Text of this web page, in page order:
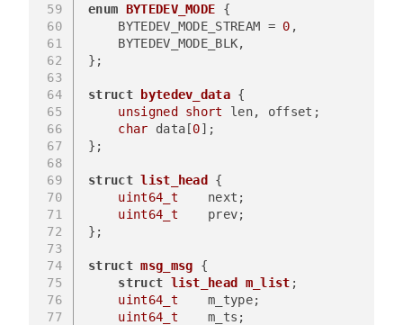
59
60
61
62
63
64
65
66
67
68
69
70
71
72
73
74
75
76
77
enum BYTEDEV_MODE {
    BYTEDEV_MODE_STREAM =
0 ,
    BYTEDEV_MODE_BLK,
};
struct bytedev_data {
unsigned
short
len, offset;
char data[0];
};
struct list_head
{
uint64_t
    next;
uint64_t
    prev;
};
struct msg_msg {
struct list_head m_list ;
uint64_t
    m_type;
uint64_t
    m_ts;